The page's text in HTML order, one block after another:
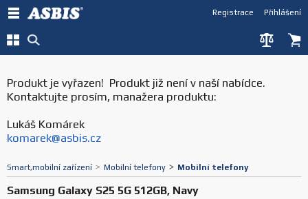
Přihlášení
Registrace
Produkt je vyřazen! Produkt již není v naší nabídce.
Kontaktujte prosím, manažera produktu:
Lukáš Komárek
komarek@asbis.cz
Smart,mobilní zařízení > Mobilní telefony > Mobilní telefony
Samsung Galaxy S25 5G 512GB, Navy